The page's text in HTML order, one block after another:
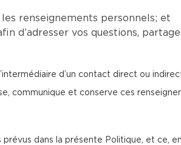
renseignements personnels; et
d’adresser vos questions,
d’un contact direct ou
communique et conserve ces
dans la présente Politique, et ce,